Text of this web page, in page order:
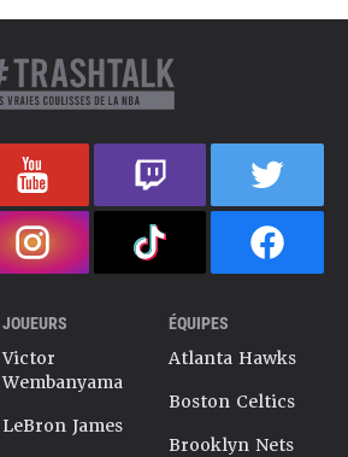
JOUEURS
Victor
Wembanyama
LeBron James
ÉQUIPES
Atlanta Hawks
Boston Celtics
Brooklyn Nets